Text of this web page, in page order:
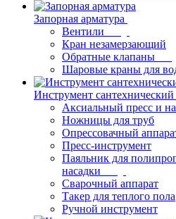
Запорная арматура
Вентили
Кран незамерзающий
Обратные клапаны
Шаровые краны для
Инструмент сантехнический
Аксиальный пресс и
Ножницы для труб
Опрессовачный
Пресс-инструмент
Паяльник для
насадки
Сварочный аппарат
Такер для теплого пола
Ручной инструмент